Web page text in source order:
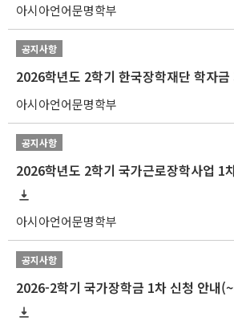
아시아언어문명학부
공지사항
아시아언어문명학부
공지사항
아시아언어문명학부
공지사항
2026-2학기 국가장학금 1차 신청 안내